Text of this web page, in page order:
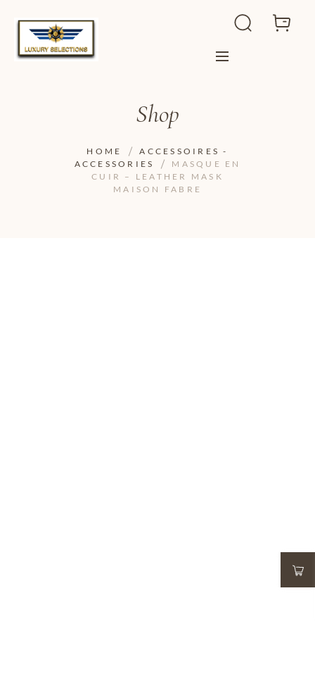
Shop
HOME
ACCESSOIRES -
ACCESSORIES
MASQUE EN
CUIR – LEATHER MASK
MAISON FABRE